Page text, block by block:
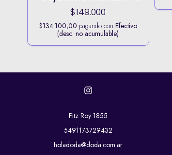
Héroes de las Tierras
Fronterizas (Español)
$149.000
$134.100,00 pagando con Efectivo
(desc. no acumulable)
Fitz Roy 1855
5491173729432
holadoda@doda.com.ar